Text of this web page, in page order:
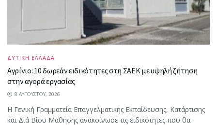
ΔΥΤΙΚΗ ΕΛΛΑΔΑ
Αγρίνιο: 10 δωρεάν ειδικότητες στη ΣΑΕΚ με υψηλή ζήτηση
στην αγορά εργασίας
8 ΑΥΓΟΎΣΤΟΥ, 2026
Η Γενική Γραμματεία Επαγγελματικής Εκπαίδευσης, Κατάρτισης
και Διά Βίου Μάθησης ανακοίνωσε τις ειδικότητες που θα